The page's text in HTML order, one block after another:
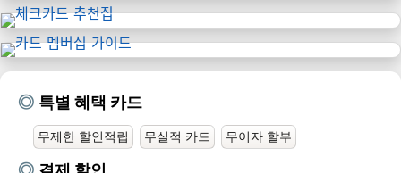
특별 혜택 카드
무제한 할인적립 무실적 카드 무이자 할부